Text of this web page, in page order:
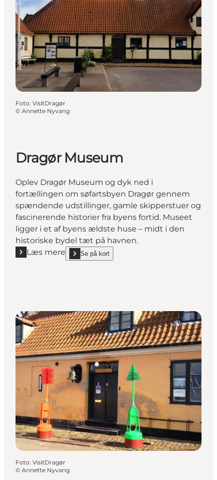
Foto: VisitDragør
© Annette Nyvang
Dragør Museum
Oplev Dragør Museum og dyk ned i
fortællingen om søfartsbyen Dragør gennem
spændende udstillinger, gamle skipperstuer og
fascinerende historier fra byens fortid. Museet
ligger i et af byens ældste huse – midt i den
historiske bydel tæt på havnen.
Læs mere
Læs mere "Dragør Museum"
Se på kort
show Dragør Museum on_map
Foto: VisitDragør
© Annette Nyvang